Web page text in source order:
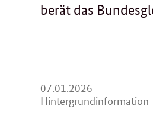
07.01.2026
01.
Hintergrundinformation
berät das